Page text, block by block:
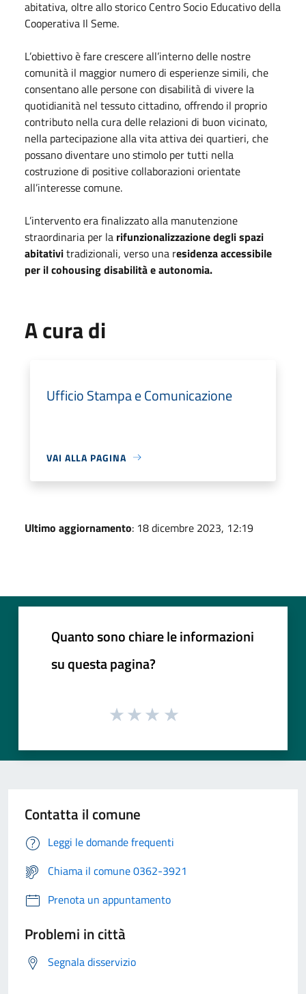
abitativa, oltre allo storico Centro Socio Educativo della
Cooperativa Il Seme.
L’obiettivo è fare crescere all’interno delle nostre
comunità il maggior numero di esperienze simili, che
consentano alle persone con disabilità di vivere la
quotidianità nel tessuto cittadino, offrendo il proprio
contributo nella cura delle relazioni di buon vicinato,
nella partecipazione alla vita attiva dei quartieri, che
possano diventare uno stimolo per tutti nella
costruzione di positive collaborazioni orientate
all’interesse comune.
L’intervento era finalizzato alla manutenzione
straordinaria per la rifunzionalizzazione degli spazi
abitativitradizionali, verso una residenza accessibile
per il cohousing disabilità e autonomia.
A cura di
Ufficio Stampa e Comunicazione
VAI ALLA PAGINA
Ultimo aggiornamento: 18 dicembre 2023, 12:19
Quanto sono chiare le informazioni
su questa pagina?
Contatta il comune
Leggi le domande frequenti
Chiama il comune 0362-3921
Prenota un appuntamento
Problemi in città
Segnala disservizio